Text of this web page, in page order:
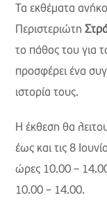
Τα εκθέματα
Περιστεριώτη
το πάθος του για
προσφέρει ένα
ιστορία τους.
Η έκθεση θα
έως και τις 8
ώρες 10.00 –
10.00 – 14.00.